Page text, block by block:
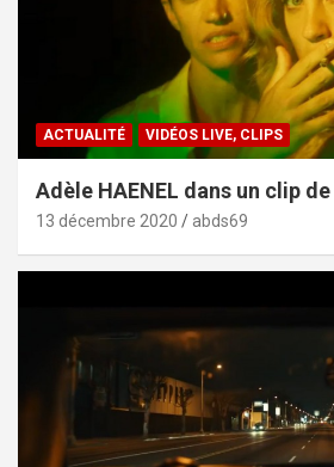
ACTUALITÉ VIDÉOS LIVE, CLIPS
Adèle HAENEL dans un clip
13 décembre 2020 abds69